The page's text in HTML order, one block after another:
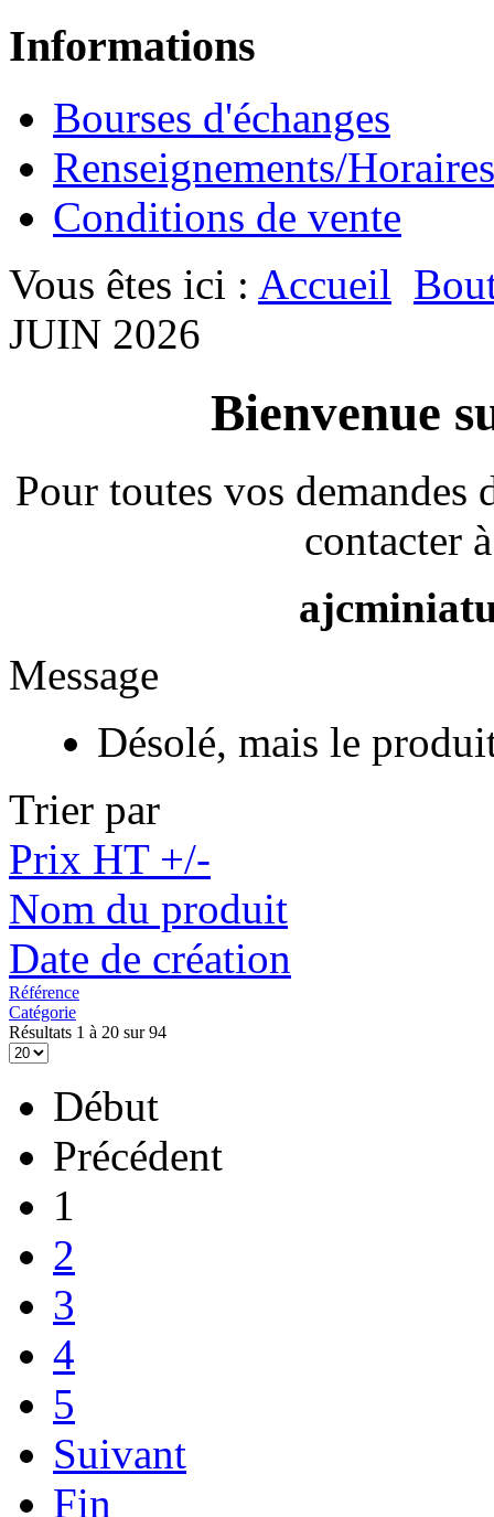
Informations
Bourses d'échanges
Renseignements/Horaires
Conditions de vente
Vous êtes ici : Accueil
JUIN 2026
Bienvenue
Pour toutes vos
contacter
Message
Désolé, mais le
Trier par
Prix HT +/-
Nom du produit
Date de création
Référence
Catégorie
Résultats 1 à 20 sur 94
Début
Précédent
1
2
3
4
5
Suivant
Fin